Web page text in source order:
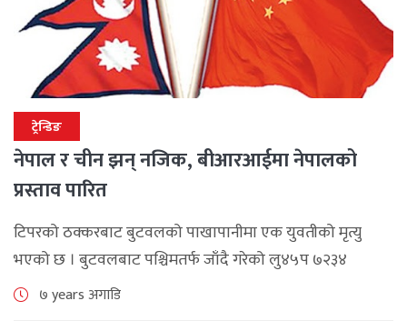
ट्रेन्डिङ
नेपाल र चीन झन् नजिक, बीआरआईमा नेपालको
प्रस्ताव पारित
टिपरको ठक्करबाट बुटवलको पाखापानीमा एक युवतीको मृत्यु
भएको छ । बुटवलबाट पश्चिमतर्फ जाँदै गरेको लु४५प ७२३४
नम्बरको स्कुटरलाई टिपरले ठक्कर दिंदा बुटवल
७ years अगाडि